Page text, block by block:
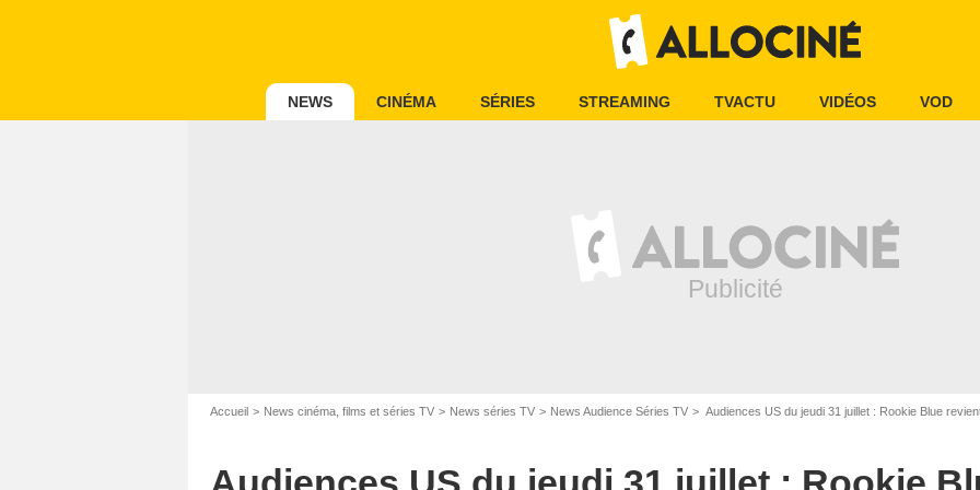
NEWS CINÉMA SÉRIES STREAMING TVACTU VIDÉOS VOD
Accueil News cinéma, films et séries TV News séries TV News Audience Séries TV Audiences US du jeudi 31 juillet : Rookie Blue